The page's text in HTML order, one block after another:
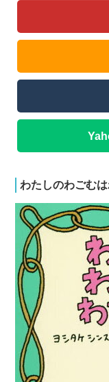
わたしのわごむ